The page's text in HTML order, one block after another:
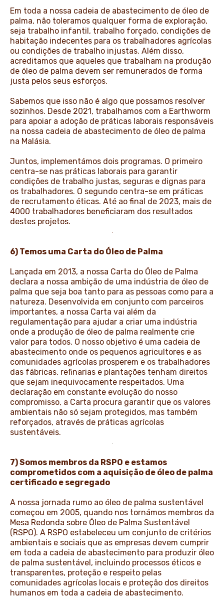
Em toda a nossa cadeia de abastecimento de óleo de
palma, não toleramos qualquer forma de exploração,
seja trabalho infantil, trabalho forçado, condições de
habitação indecentes para os trabalhadores agrícolas
ou condições de trabalho injustas. Além disso,
acreditamos que aqueles que trabalham na produção
de óleo de palma devem ser remunerados de forma
justa pelos seus esforços.
Sabemos que isso não é algo que possamos resolver
sozinhos. Desde 2021, trabalhamos com a Earthworm
para apoiar a adoção de práticas laborais responsáveis
na nossa cadeia de abastecimento de óleo de palma
na Malásia.
Juntos, implementámos dois programas. O primeiro
centra-se nas práticas laborais para garantir
condições de trabalho justas, seguras e dignas para
os trabalhadores. O segundo centra-se em práticas
de recrutamento éticas. Até ao final de 2023, mais de
4000 trabalhadores beneficiaram dos resultados
destes projetos.
6) Temos uma Carta do Óleo de Palma
Lançada em 2013, a nossa Carta do Óleo de Palma
declara a nossa ambição de uma indústria de óleo de
palma que seja boa tanto para as pessoas como para a
natureza. Desenvolvida em conjunto com parceiros
importantes, a nossa Carta vai além da
regulamentação para ajudar a criar uma indústria
onde a produção de óleo de palma realmente crie
valor para todos. O nosso objetivo é uma cadeia de
abastecimento onde os pequenos agricultores e as
comunidades agrícolas prosperem e os trabalhadores
das fábricas, refinarias e plantações tenham direitos
que sejam inequivocamente respeitados. Uma
declaração em constante evolução do nosso
compromisso, a Carta procura garantir que os valores
ambientais não só sejam protegidos, mas também
reforçados, através de práticas agrícolas
sustentáveis.
7) Somos membros da RSPO e estamos
comprometidos com a aquisição de óleo de palma
certificado e segregado
A nossa jornada rumo ao óleo de palma sustentável
começou em 2005, quando nos tornámos membros da
Mesa Redonda sobre Óleo de Palma Sustentável
(RSPO). A RSPO estabeleceu um conjunto de critérios
ambientais e sociais que as empresas devem cumprir
em toda a cadeia de abastecimento para produzir óleo
de palma sustentável, incluindo processos éticos e
transparentes, proteção e respeito pelas
comunidades agrícolas locais e proteção dos direitos
humanos em toda a cadeia de abastecimento.